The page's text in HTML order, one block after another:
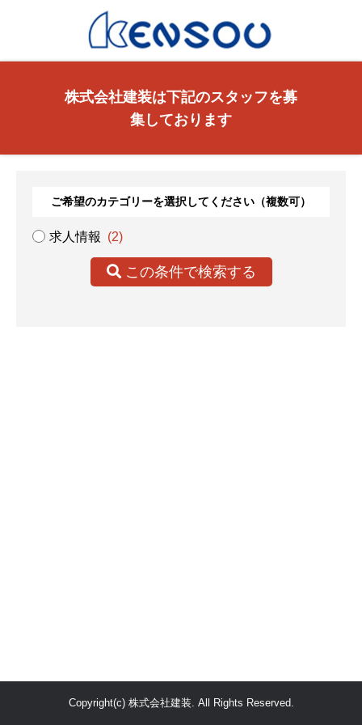
株式会社建装は下記のスタッフを募
集しております
ご希望のカテゴリーを選択してください（複数可）
求人情報 (2)
この条件で検索する
Copyright(c) 株式会社建装. All Rights Reserved.